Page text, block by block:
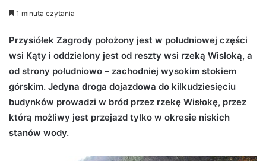
e
d
a
1 minuta czytania
Przysiółek Zagrody położony jest w południowej części
wsi Kąty i oddzielony jest od reszty wsi rzeką Wisłoką, a
od strony południowo – zachodniej wysokim stokiem
górskim. Jedyna droga dojazdowa do kilkudziesięciu
budynków prowadzi w bród przez rzekę Wisłokę, przez
którą możliwy jest przejazd tylko w okresie niskich
stanów wody.